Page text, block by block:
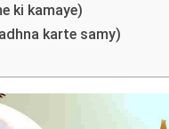
ki kamaye)
karte samy)